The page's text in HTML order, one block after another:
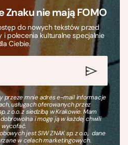
nie mają FOMO
do nowych tekstów przed
i polecenia kulturalne specjalnie
Ciebie.
przeze mnie adres e-mail informacje
usługach oferowanych przez
z o.o. z siedzibą w Krakowie. Mam
i mogę ją w każdej chwili
wycofać.
jest SIW ZNAK sp. z o.o., dane
w celach marketingowych.